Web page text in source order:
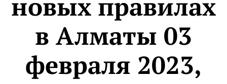
в Алматы 03
февраля 2023,